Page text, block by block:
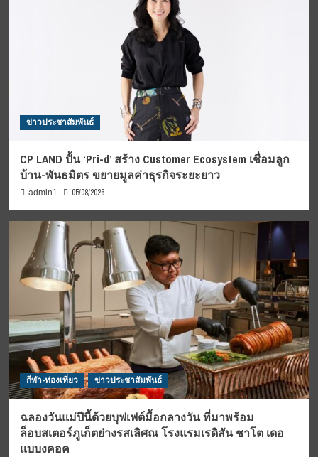
ข่าวประชาสัมพันธ์
CP LAND ปั้น ‘Pri-d’ สร้าง Customer Ecosystem เชื่อมลูก
บ้าน-พันธมิตร ขยายมูลค่าธุรกิจระยะยาว
admin1 05/08/2026
กีฬา-ท่องเที่ยว ข่าวประชาสัมพันธ์
ฉลองวันแม่ปีนี้ด้วยบุฟเฟต์มื้อกลางวัน ที่มาพร้อม
ล็อบสเตอร์ภูเก็ตย่างรสเลิศณ โรงแรมเรดิสัน ชาโต เดอ
แบบงคอค